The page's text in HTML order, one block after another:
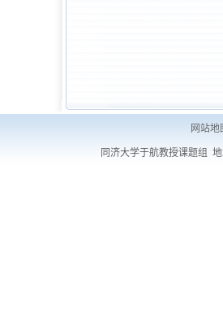
网站
同济大学于航教授课题组